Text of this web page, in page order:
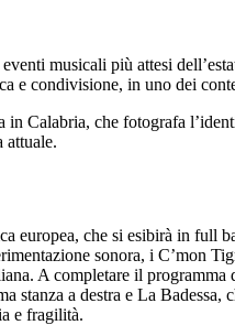
musicali più attesi
e condivisione, in uno dei
Calabria, che fotografa
attuale.
europea, che si esibirà in
sonora, i C’mon
A completare il
a destra e La
e fragilità.